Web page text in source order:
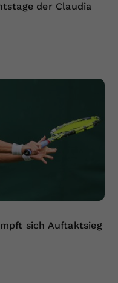
der Claudia
sich Auftaktsieg